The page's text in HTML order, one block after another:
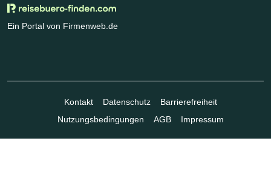
Ein Portal von Firmenweb.de
Kontakt Datenschutz
Barrierefreiheit
Nutzungsbedingungen
AGB Impressum